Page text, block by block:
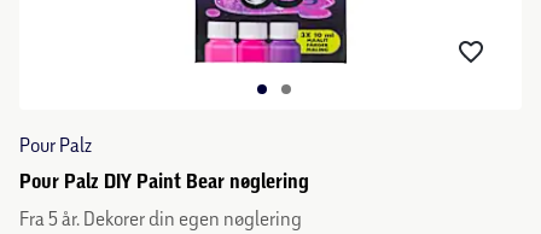
Pour Palz
Pour Palz DIY Paint Bear nøglering
Fra 5 år. Dekorer din egen nøglering